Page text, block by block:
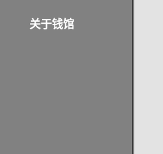
关于钱馆